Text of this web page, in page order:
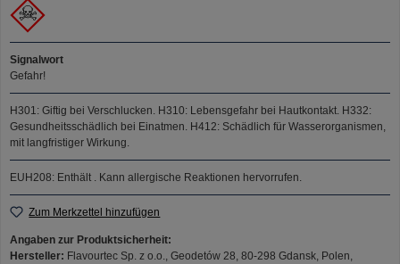
Signalwort
Gefahr!
H301: Giftig bei Verschlucken. H310: Lebensgefahr bei Hautkontakt. H332:
Gesundheitsschädlich bei Einatmen. H412: Schädlich für Wasserorganismen,
mit langfristiger Wirkung.
EUH208: Enthält . Kann allergische Reaktionen hervorrufen.
Zum Merkzettel hinzufügen
Angaben zur Produktsicherheit:
Hersteller: Flavourtec Sp. z o.o., Geodetów 28, 80-298 Gdansk, Polen,